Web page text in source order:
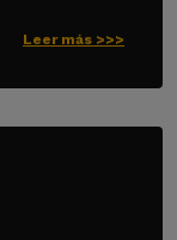
Leer más >>>